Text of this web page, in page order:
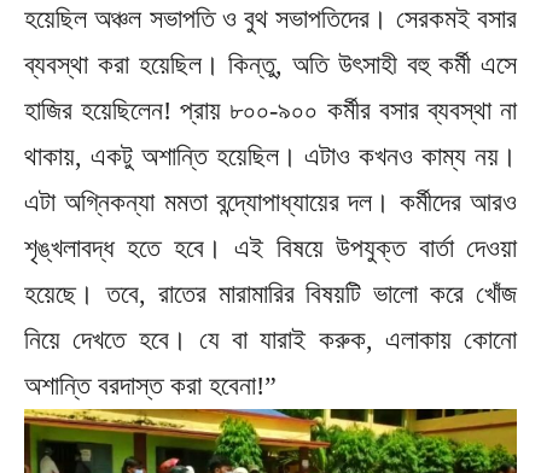
হয়েছিল অঞ্চল সভাপতি ও বুথ সভাপতিদের। সেরকমই বসার
ব্যবস্থা করা হয়েছিল। কিন্তু, অতি উৎসাহী বহু কর্মী এসে
হাজির হয়েছিলেন! প্রায় ৮০০-৯০০ কর্মীর বসার ব্যবস্থা না
থাকায়, একটু অশান্তি হয়েছিল। এটাও কখনও কাম্য নয়।
এটা অগ্নিকন্যা মমতা বন্দ্যোপাধ্যায়ের দল। কর্মীদের আরও
শৃঙ্খলাবদ্ধ হতে হবে। এই বিষয়ে উপযুক্ত বার্তা দেওয়া
হয়েছে। তবে, রাতের মারামারির বিষয়টি ভালো করে খোঁজ
নিয়ে দেখতে হবে। যে বা যারাই করুক, এলাকায় কোনো
অশান্তি বরদাস্ত করা হবেনা!”